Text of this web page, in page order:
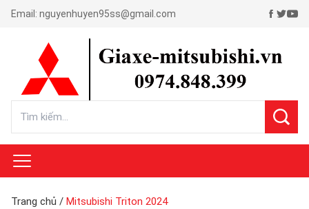
Email: nguyenhuyen95ss@gmail.com
Trang chủ / Mitsubishi Triton 2024